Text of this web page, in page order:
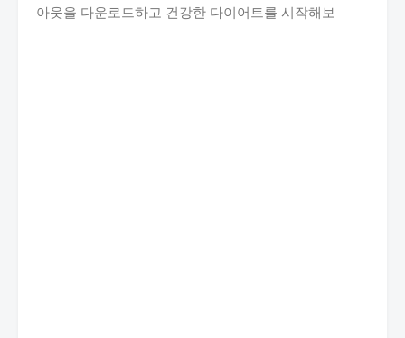
아웃을 다운로드하고 건강한 다이어트를 시작해보